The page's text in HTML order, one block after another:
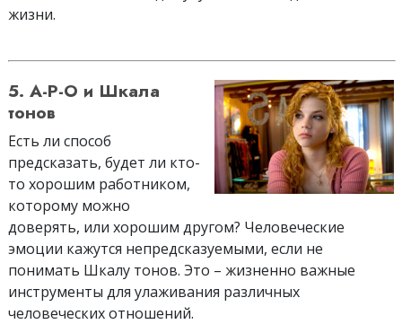
жизни.
5. А-Р-О и Шкала
тонов
Есть ли способ
предсказать, будет ли кто-
то хорошим работником,
которому можно
доверять, или хорошим другом? Человеческие
эмоции кажутся непредсказуемыми, если не
понимать Шкалу тонов. Это – жизненно важные
инструменты для улаживания различных
человеческих отношений.